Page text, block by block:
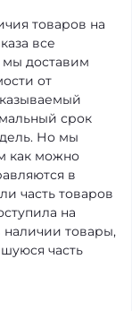
товаров на
все
мы доставим
от
срок
Но мы
как можно
в
часть товаров
на
товары,
часть